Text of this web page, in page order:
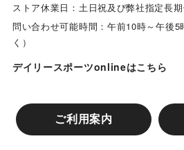
ストア休業日：土日祝及び弊社指定長
問い合わせ可能時間：午前10時～午後
く）
デイリースポーツonlineはこちら
ご利用案内